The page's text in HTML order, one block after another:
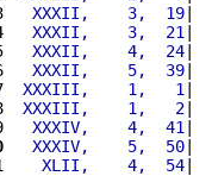
  XXXII,    3,  19
  XXXII,    3,  21
|
  XXXII,    4,  24
  XXXII,    5,  39
XXXIII,    1,   1 |
XXXIII,    1,   2|
  XXXIV,    4,  41
  XXXIV,    5,  50
   XLII,    4,  54